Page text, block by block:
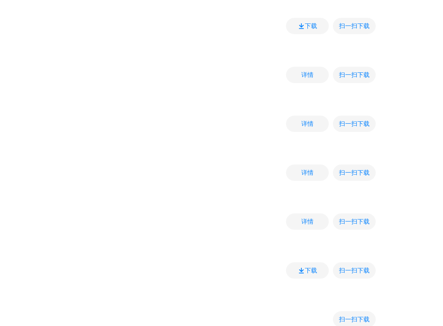
下载 扫一扫下载
详情 扫一扫下载
详情 扫一扫下载
详情 扫一扫下载
详情 扫一扫下载
下载 扫一扫下载
扫一扫下载